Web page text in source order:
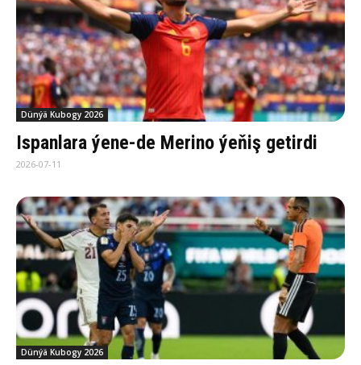
Dünýä Kubogy 2026
Ispanlara ýene-de Merino ýeňiş getirdi
2026-07-11
Dünýä Kubogy 2026